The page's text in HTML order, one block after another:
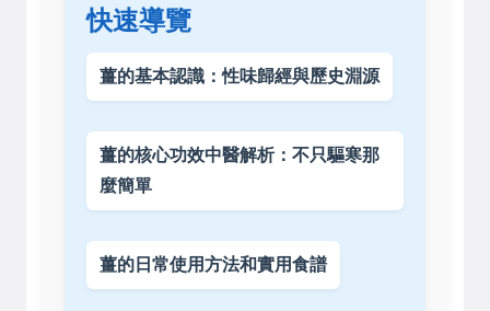
快速導覽
薑的基本認識：性味歸經與歷史淵源
薑的核心功效中醫解析：不只驅寒那
麼簡單
薑的日常使用方法和實用食譜